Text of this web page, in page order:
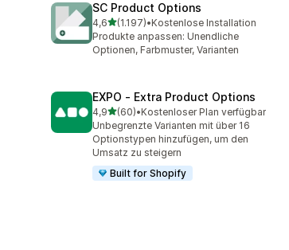
SC Product Options
4,6von 5 Sternen
(1.197)
1197 Rezensionen insgesamt
•Kostenlose Installation
Produkte anpassen: Unendliche
Optionen, Farbmuster, Varianten
EXPO ‑ Extra Product Options
4,9von 5 Sternen
(60)
60 Rezensionen insgesamt
•Kostenloser Plan verfügbar
Unbegrenzte Varianten mit über 16
Optionstypen hinzufügen, um den
Umsatz zu steigern
Built for Shopify